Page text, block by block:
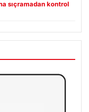
sıçramadan kontrol